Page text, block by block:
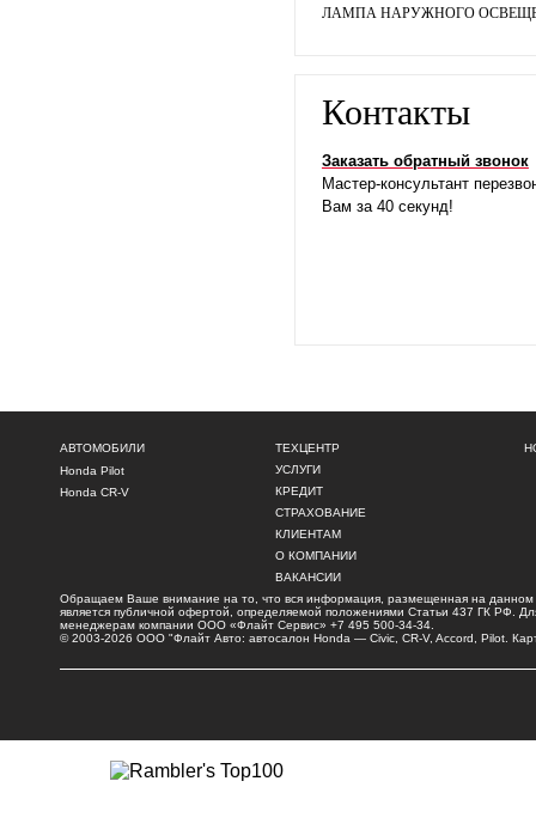
ЛАМПА НАРУЖНОГО
Контакты
Заказать обратный звонок
Мастер-консультант
Вам за 40 секунд!
АВТОМОБИЛИ
Honda Pilot
Honda CR-V
ТЕХЦЕНТР
УСЛУГИ
КРЕДИТ
СТРАХОВАНИЕ
КЛИЕНТАМ
О КОМПАНИИ
ВАКАНСИИ
Обращаем Ваше внимание на то, что вся информация, размещенная на данном
является публичной офертой, определяемой положениями Статьи 437 ГК РФ.
менеджерам компании ООО «Флайт Сервис» +7 495 500-34-34
© 2003-2026 ООО "Флайт Авто: автосалон Honda — Civic , CR-V, Accord, Pilot.